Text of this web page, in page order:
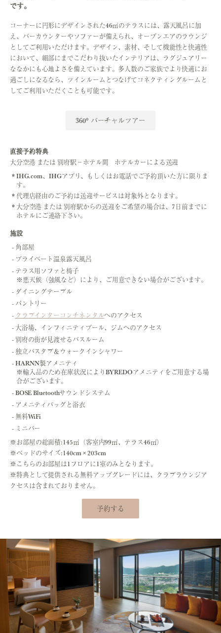
です。
コーナーに円形にデザインされた46㎡のテラスには、露天風呂に加
え、バーカウンターやソファーが備えられ、オープンエアのラウンジ
としてご利用いただけます。デザイン、素材、そして機能性と快適性
において、細部にまでこだわり抜いたインテリアは、ラグジュアリー
ななかにも心地よさを備えています。多人数のご家族でより快適にお
過ごしになるなら、ツインルームとつなげてコネクティングルームと
してご利用いただくことも可能です。
360° バーチャルツアー
直接予約特典
大分空港 または 別府駅－ホテル間 ホテルカーによる送迎
IHG.com、IHGアプリ、もしくはお電話でご予約頂いた方に限りま
す。
代理店経由のご予約は送迎サービスは対象外となります。
大分空港 または 別府駅からの送迎をご希望の場合は、7日前までに
ホテルにご連絡下さい。
施設
角部屋
プライベート温泉露天風呂
テラス用ソファと椅子
※悪天候（強風など）により、ご用意できない場合がございます。
ダイニングテーブル
パントリー
クラブインターコンチネンタルへのアクセス
大浴場、インフィニティプール、ジムへのアクセス
別府の街が見渡せるバスルーム
独立バスタブ＆ウォークインシャワー
HARNN製アメニティ
※輸入品のため在庫状況によりBYREDOアメニティをご用意する場
合がございます。
BOSE Bluetoothサウンドシステム
アメニティバッグと浴衣
無料WiFi
ミニバー
※お部屋の総面積:145㎡（客室内99㎡、テラス46㎡）
※ベッドのサイズ:140cm × 203cm
※こちらのお部屋は1フロアに1室のみとなります。
※特典として提供される無料アップグレードには、クラブラウンジア
クセスは含まれておりません。
予約する